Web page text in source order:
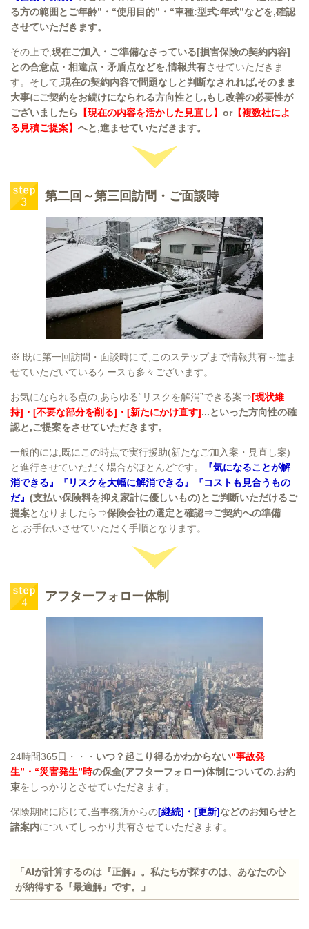
る方の範囲とご年齢”・“使用目的”・“車種:型式:年式”などを,確認
させていただきます。
その上で,現在ご加入・ご準備なさっている[損害保険の契約内容]
との合意点・相違点・矛盾点などを,情報共有させていただきま
す。そして,現在の契約内容で問題なしと判断なされれば,そのまま
大事にご契約をお続けになられる方向性とし,もし改善の必要性が
ございましたら 【現在の内容を活かした見直し】 or【複数社によ
る見積ご提案】 へと,進ませていただきます。
第二回～第三回訪問・ご面談時
※ 既に第一回訪問・面談時にて,このステップまで情報共有～進ま
せていただいているケースも多々ございます。
お気になられる点の,あらゆる“リスクを解消”できる案⇒[現状維
持]・[不要な部分を削る]・[新たにかけ直す]...といった方向性の確
認と,ご提案をさせていただきます。
一般的には,既にこの時点で実行援助(新たなご加入案・見直し案)
と進行させていただく場合がほとんどです。
『気になることが解
消できる』『リスクを大幅に解消できる』『コストも見合うもの
だ』 (支払い保険料を抑え家計に優しいもの)とご判断いただけるご
提案となりましたら⇒保険会社の選定と確認⇒ご契約への準備
と,お手伝いさせていただく手順となります。
アフターフォロー体制
24時間365日・・・ いつ？起こり得るかわからない“事故発
生”・“災害発生”時の保全(アフターフォロー)体制についての,お約
束をしっかりとさせていただきます。
保険期間に応じて,当事務所からの[継続]・[更新]などのお知らせと
諸案内についてしっかり共有させていただきます。
「AIが計算するのは『正解』。私たちが探すのは、あなたの心
が納得する『最適解』です。
」